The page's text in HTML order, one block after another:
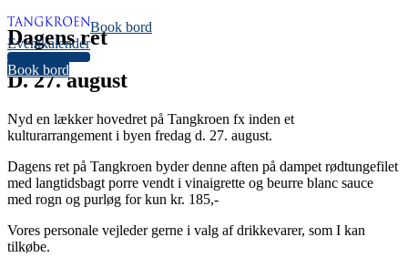
Book bord
Eventkalender
34
Book bord
Dagens ret
D. 27. august
Nyd en lækker hovedret på Tangkroen fx inden et
kulturarrangement i byen fredag d. 27. august.
Dagens ret på Tangkroen byder denne aften på dampet rødtungefilet
med langtidsbagt porre vendt i vinaigrette og beurre blanc sauce
med rogn og purløg for kun kr. 185,-
Vores personale vejleder gerne i valg af drikkevarer, som I kan
tilkøbe.